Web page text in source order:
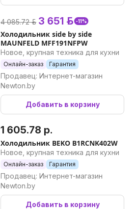
4 085.72 р. 3 651 р. -11%
Холодильник side by side
MAUNFELD MFF191NFPW
Новое, крупная техника для кухни
Онлайн-заказ Гарантия
Продавец: Интернет-магазин
Newton.by
Добавить в корзину
1 605.78 р.
Холодильник BEKO B1RCNK402W
Новое, крупная техника для кухни
Онлайн-заказ Гарантия
Продавец: Интернет-магазин
Newton.by
Добавить в корзину